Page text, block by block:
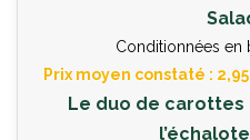
Conditionnées en
Prix moyen constaté :
Le duo de